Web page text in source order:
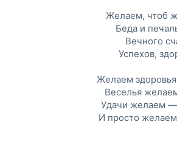
Желаем, чтоб
Беда и
Вечного
Успехов,
Желаем
Веселья
Удачи желаем —
И просто